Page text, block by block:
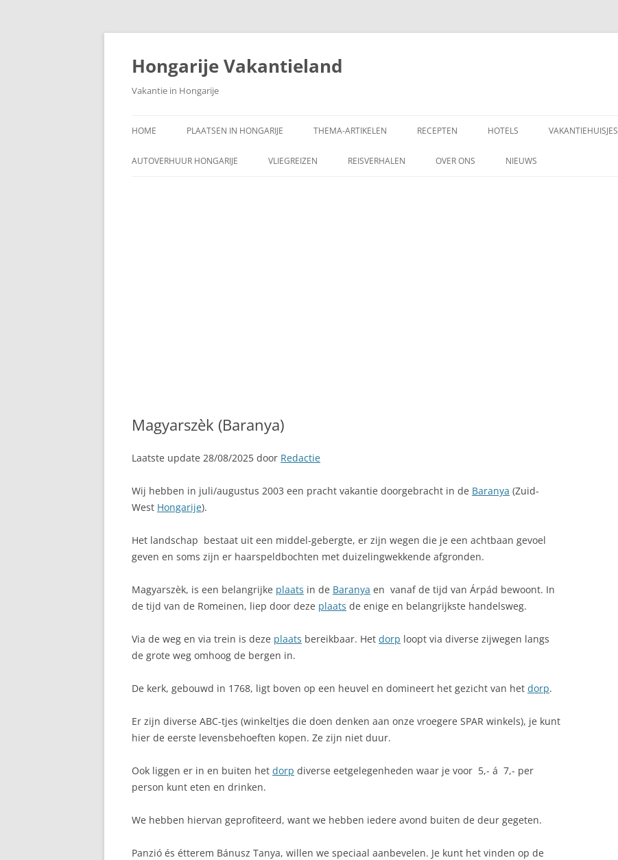
Ga
inhoud
Hongarije Vakantieland
Vakantie in Hongarije
HOME PLAATSEN IN HONGARIJE THEMA-ARTIKELEN RECEPTEN HOTELS VAKANTIEHUISJES
AUTOVERHUUR HONGARIJE VLIEGREIZEN REISVERHALEN OVER ONS NIEUWS
Magyarszèk (Baranya)
Laatste update 28/08/2025 door Redactie
Wij hebben in juli/augustus 2003 een pracht vakantie doorgebracht in de Baranya (Zuid-
West Hongarije).
Het landschap bestaat uit een middel-gebergte, er zijn wegen die je een achtbaan gevoel
geven en soms zijn er haarspeldbochten met duizelingwekkende afgronden.
Magyarszèk, is een belangrijke plaats in de Baranya en vanaf de tijd van Árpád bewoont. In
de tijd van de Romeinen, liep door deze plaats de enige en belangrijkste handelsweg.
Via de weg en via trein is deze plaats bereikbaar. Het dorp loopt via diverse zijwegen langs
de grote weg omhoog de bergen in.
De kerk, gebouwd in 1768, ligt boven op een heuvel en domineert het gezicht van het dorp.
Er zijn diverse ABC-tjes (winkeltjes die doen denken aan onze vroegere SPAR winkels), je kunt
hier de eerste levensbehoeften kopen. Ze zijn niet duur.
Ook liggen er in en buiten het dorp diverse eetgelegenheden waar je voor  5,- á  7,- per
person kunt eten en drinken.
We hebben hiervan geprofiteerd, want we hebben iedere avond buiten de deur gegeten.
Panzió és étterem Bánusz Tanya, willen we speciaal aanbevelen. Je kunt het vinden op de